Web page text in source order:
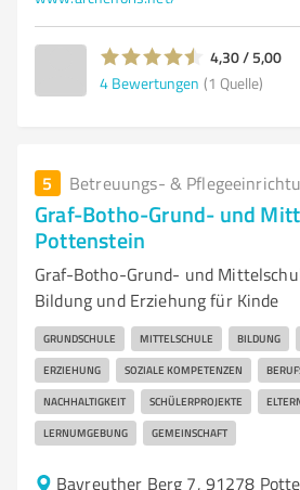
4,30 / 5,00
4 Bewertungen (1 Quelle)
5 Betreuungs- &
Graf-Botho-Grund- und
Pottenstein
Graf-Botho-Grund- und
Bildung und Erziehung für Kinde
GRUNDSCHULE MITTELSCHULE BILDUNG
ERZIEHUNG SOZIALE KOMPETENZEN
NACHHALTIGKEIT SCHÜLERPROJEKTE
LERNUMGEBUNG GEMEINSCHAFT
Bayreuther Berg 7, 91278